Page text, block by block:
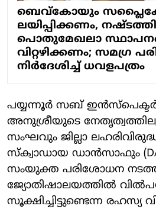
ബെവ്‌കോയും
ലയിപ്പിക്കണം,
പൊതുമേഖലാ
വിറ്റഴിക്കണം; സമഗ്ര
നിര്‍ദേശിച്ച് ധവളപത്രം
പയ്യന്നൂർ സബ് ഇൻസ്പെക്ടർ
അനുശ്രീയുടെ
സംഘവും ജില്ലാ
സ്ക്വാഡായ ഡാൻസാഫും
സംയുക്ത പരിശോധന
ജ്യോതിഷാലയത്തിൽ
സൂക്ഷിച്ചിട്ടുണ്ടെന്ന രഹസ്യ